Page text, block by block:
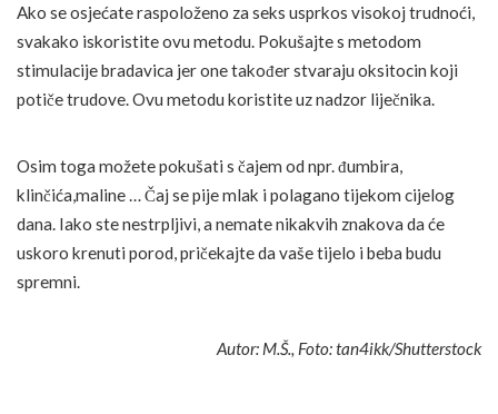
Ako se osjećate raspoloženo za seks usprkos visokoj trudnoći,
svakako iskoristite ovu metodu. Pokušajte s metodom
stimulacije bradavica jer one također stvaraju oksitocin koji
potiče trudove. Ovu metodu koristite uz nadzor liječnika.
Osim toga možete pokušati s čajem od npr. đumbira,
klinčića,maline … Čaj se pije mlak i polagano tijekom cijelog
dana. Iako ste nestrpljivi, a nemate nikakvih znakova da će
uskoro krenuti porod, pričekajte da vaše tijelo i beba budu
spremni.
Autor: M.Š., Foto: tan4ikk/Shutterstock